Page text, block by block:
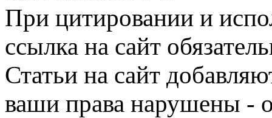
При цитировании и
ссылка на сайт
Статьи на сайт
ваши права нарушены -